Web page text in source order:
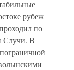
рубеж
по
Случи. В